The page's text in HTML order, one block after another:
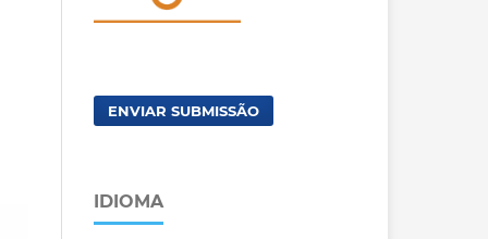
ENVIAR SUBMISSÃO
IDIOMA